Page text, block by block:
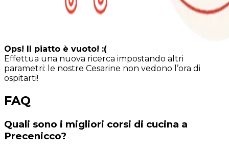
Ops! Il piatto è vuoto! :(
Effettua una nuova ricerca impostando altri
parametri: le nostre Cesarine non vedono l’ora di
ospitarti!
FAQ
Quali sono i migliori corsi di cucina a
Precenicco?